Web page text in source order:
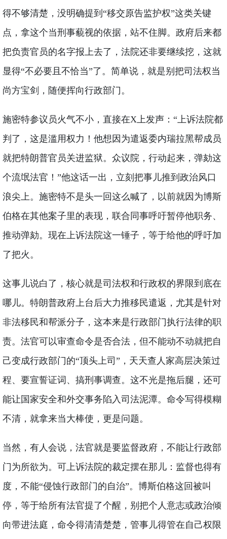
得不够清楚，没明确提到“移交原告监护权”这类关键
点，拿这个当刑事藐视的依据，站不住脚。政府后来都
把负责官员的名字报上去了，法院还非要继续挖，这就
显得“不必要且不恰当”了。简单说，就是别把司法权当
尚方宝剑，随便挥向行政部门。
施密特参议员火气不小，直接在X上发声：“上诉法院都
判了，这是滥用权力！他想因为遣返委内瑞拉黑帮成员
就把特朗普官员关进监狱。众议院，行动起来，弹劾这
个流氓法官！”他这话一出，立刻把事儿推到政治风口
浪尖上。施密特不是头一回这么喊了，以前就因为博斯
伯格在其他案子里的表现，联合同事呼吁暂停他职务、
推动弹劾。现在上诉法院这一锤子，等于给他的呼吁加
了把火。
这事儿说白了，核心就是司法权和行政权的界限到底在
哪儿。特朗普政府上台后大力推移民遣返，尤其是针对
非法移民和帮派分子，这本来是行政部门执行法律的职
责。法官可以审查命令是否合法，但不能动不动就把自
己变成行政部门的“顶头上司”，天天查人家高层决策过
程、要宣誓证词、搞刑事调查。这不光是拖后腿，还可
能让国家安全和外交事务陷入司法泥潭。命令写得模糊
不清，就拿来当大棒使，更是问题。
当然，有人会说，法官就是要监督政府，不能让行政部
门为所欲为。可上诉法院的裁定摆在那儿：监督也得有
度，不能“侵蚀行政部门的自治”。博斯伯格这回被叫
停，等于给所有法官提了个醒，别把个人意志或政治倾
向带进法庭，命令得清清楚楚，管事儿得管在自己权限